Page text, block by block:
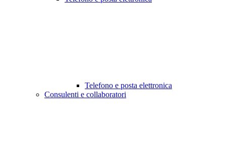
Telefono e posta elettronica
Consulenti e collaboratori